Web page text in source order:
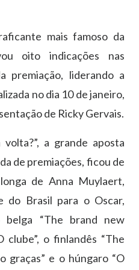
mais famoso da
oito indicações nas
premiação, liderando a
no dia 10 de janeiro,
de Ricky Gervais.
a grande aposta
de premiações, ficou de
de Anna Muylaert,
do Brasil para o Oscar,
“The brand new
clube”, o finlandês “The
graças” e o húngaro “O